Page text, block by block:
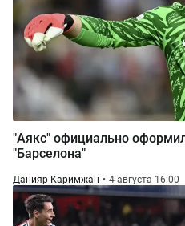
"Аякс" официально
"Барселона"
Данияр Каримжан 4 августа 16:00